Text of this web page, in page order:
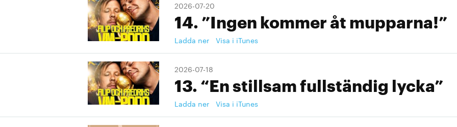
2026-07-20
14. ”Ingen kommer åt mupparna!”
Ladda ner Visa i iTunes
2026-07-18
13. “En stillsam fullständig lycka”
Ladda ner Visa i iTunes